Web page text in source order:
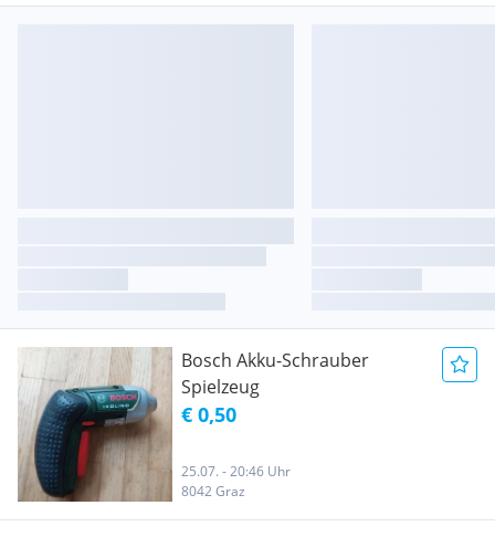
Bosch Akku-Schrauber
Spielzeug
€ 0,50
25.07. - 20:46 Uhr
8042 Graz